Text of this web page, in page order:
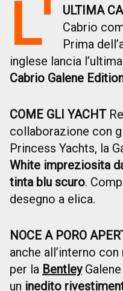
L' ULTIMA
Cabrio
Prima
inglese lancia
Cabrio Galene
COME GLI YACHT
collaborazione con
Princess Yachts, la
White impreziosita
tinta blu scuro.
desegno a elica.
NOCE A PORO
anche all’interno
per la Bentley
un inedito